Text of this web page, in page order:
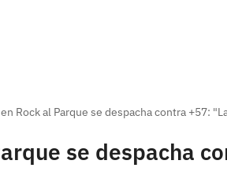
Rock al Parque se despacha contra +57:
se despacha